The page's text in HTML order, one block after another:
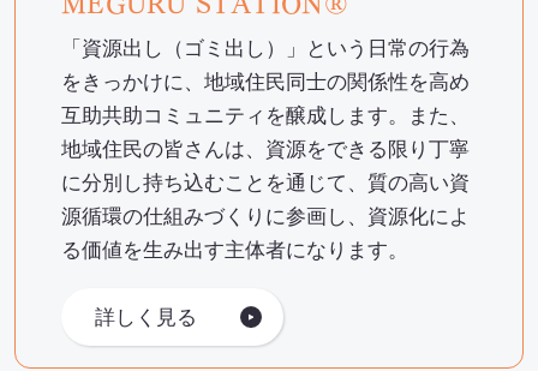
「資源出し（ゴミ出し）」という日常の行為
をきっかけに、地域住民同士の関係性を高め
互助共助コミュニティを醸成します。また、
地域住民の皆さんは、資源をできる限り丁寧
に分別し持ち込むことを通じて、質の高い資
源循環の仕組みづくりに参画し、資源化によ
る価値を生み出す主体者になります。
詳しく見る